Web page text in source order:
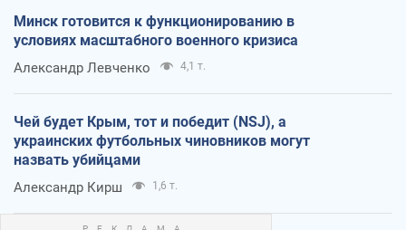
Минск готовится к функционированию в
условиях масштабного военного кризиса
Александр Левченко 4,1 т.
Чей будет Крым, тот и победит (NSJ), а
украинских футбольных чиновников могут
назвать убийцами
Александр Кирш 1,6 т.